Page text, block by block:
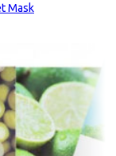
Mask